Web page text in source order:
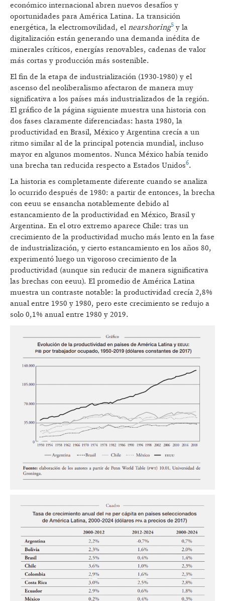
económico internacional abren nuevos desafíos y
oportunidades para América Latina. La transición
energética, la electromovilidad, el nearshoring5 y la
digitalización están generando una demanda inédita de
minerales críticos, energías renovables, cadenas de valor
más cortas y producción más sostenible.
El fin de la etapa de industrialización (1930-1980) y el
ascenso del neoliberalismo afectaron de manera muy
significativa a los países más industrializados de la región.
El gráfico de la página siguiente muestra una historia con
dos fases claramente diferenciadas: hasta 1980, la
productividad en Brasil, México y Argentina crecía a un
ritmo similar al de la principal potencia mundial, incluso
mayor en algunos momentos. Nunca México había tenido
una brecha tan reducida respecto a Estados Unidos6.
La historia es completamente diferente cuando se analiza
lo ocurrido después de 1980: a partir de entonces, la brecha
con eeuu se ensancha notablemente debido al
estancamiento de la productividad en México, Brasil y
Argentina. En el otro extremo aparece Chile: tras un
crecimiento de la productividad mucho más lento en la fase
de industrialización, y cierto estancamiento en los años 80,
experimentó luego un vigoroso crecimiento de la
productividad (aunque sin reducir de manera significativa
las brechas con eeuu). El promedio de América Latina
muestra un contraste notable: la productividad crecía 2,8%
anual entre 1950 y 1980, pero este crecimiento se redujo a
solo 0,1% anual entre 1980 y 2019.